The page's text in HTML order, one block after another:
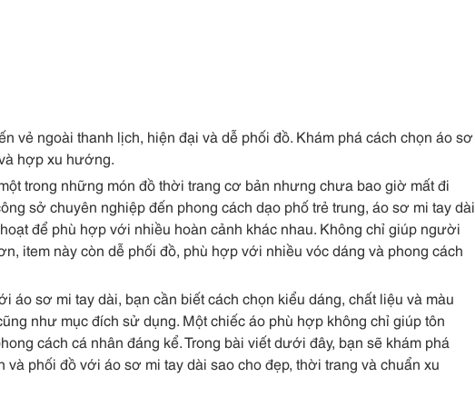
vẻ ngoài thanh lịch, hiện đại và dễ phối đồ. Khám phá cách chọn áo sơ
hợp xu hướng.
trong những món đồ thời trang cơ bản nhưng chưa bao giờ mất đi
sở chuyên nghiệp đến phong cách dạo phố trẻ trung, áo sơ mi tay dài
để phù hợp với nhiều hoàn cảnh khác nhau. Không chỉ giúp người
item này còn dễ phối đồ, phù hợp với nhiều vóc dáng và phong cách
áo sơ mi tay dài, bạn cần biết cách chọn kiểu dáng, chất liệu và màu
như mục đích sử dụng. Một chiếc áo phù hợp không chỉ giúp tôn
cách cá nhân đáng kể. Trong bài viết dưới đây, bạn sẽ khám phá
và phối đồ với áo sơ mi tay dài sao cho đẹp, thời trang và chuẩn xu